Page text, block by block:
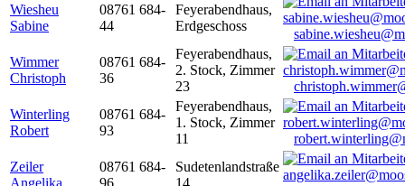
Wiesheu
Sabine
08761 684-
44
Feyerabendhaus,
Erdgeschoss
Wimmer
Christoph
08761 684-
36
Feyerabendhaus,
2. Stock, Zimmer
23
Winterling
Robert
08761 684-
93
Feyerabendhaus,
1. Stock, Zimmer
11
Zeiler
Angelika
08761 684-
96
Sudetenlandstraße
14